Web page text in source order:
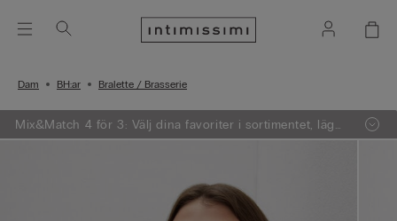
Dam BH:ar Bralette / Brasserie
Mix&Match 4 för 3: Välj dina favoriter i sortimentet, lägg
4 varor i varukorgen - betala endast för 3.